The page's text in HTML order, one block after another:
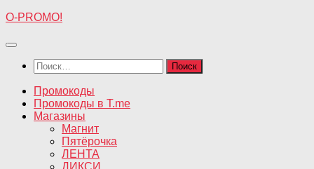
Перейти
содержимому
O-PROMO!
Найти:
Промокоды
Промокоды в T.me
Магазины
Магнит
Пятёрочка
ЛЕНТА
ДИКСИ